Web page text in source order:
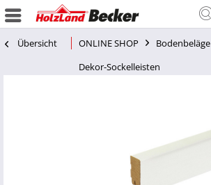
Übersicht ONLINE SHOP Bodenbeläge
Dekor-Sockelleisten